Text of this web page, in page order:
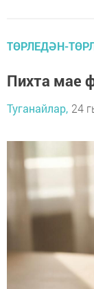
ТӨРЛЕДӘН-
Пихта мае
Туганайлар, 24